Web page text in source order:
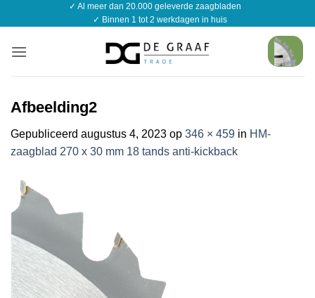
naar
✓ Al meer dan 20.000 geleverde zaagbladen
✓ Binnen 1 tot 2 werkdagen in huis
Afbeelding2
Gepubliceerd augustus 4, 2023 op 346 × 459 in HM-
zaagblad 270 x 30 mm 18 tands anti-kickback